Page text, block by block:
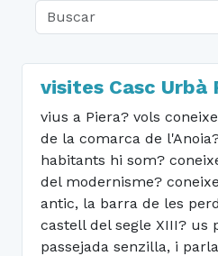
visites Casc Urbà
vius a Piera? vols
de la comarca de
habitants hi som?
del modernisme?
antic, la barra de les
castell del segle XIII? us
passejada senzilla, i